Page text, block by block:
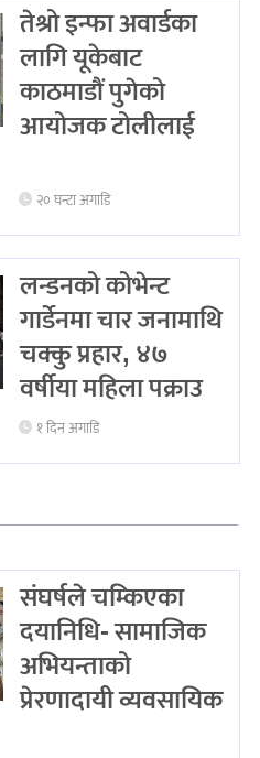
तेश्रो इन्फा अवार्डका
लागि यूकेबाट
काठमाडौं पुगेको
आयोजक टोलीलाई
२० घन्टा अगाडि
लन्डनको कोभेन्ट
गार्डेनमा चार जनामाथि
चक्कु प्रहार, ४७
वर्षीया महिला पक्राउ
१ दिन अगाडि
संघर्षले चम्किएका
दयानिधि- सामाजिक
अभियन्ताको
प्रेरणादायी व्यवसायिक